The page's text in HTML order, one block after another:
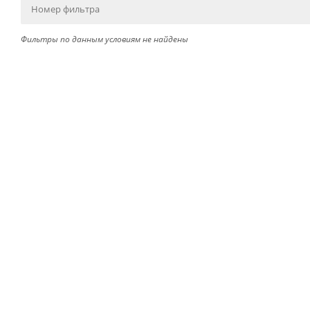
Фильтры по данным условиям не найдены